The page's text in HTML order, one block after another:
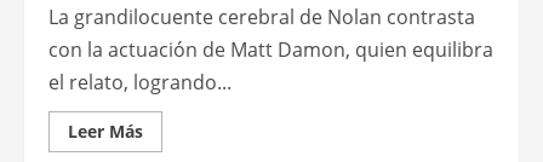
La grandilocuente cerebral de Nolan contrasta
con la actuación de Matt Damon, quien equilibra
el relato, logrando...
Leer MásLeer
más